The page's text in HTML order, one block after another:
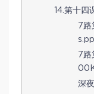
14.第十四
7路
7路
深